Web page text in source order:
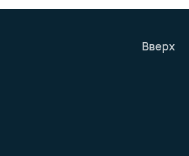
Вверх